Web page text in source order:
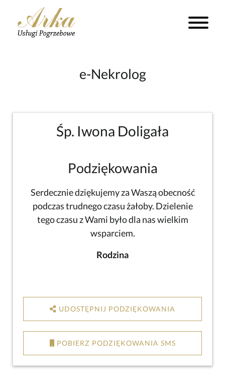
e-Nekrolog
Śp. Iwona Doligała
Podziękowania
Serdecznie dziękujemy za Waszą obecność
podczas trudnego czasu żałoby. Dzielenie
tego czasu z Wami było dla nas wielkim
wsparciem.
Rodzina
UDOSTĘPNIJ PODZIĘKOWANIA
POBIERZ PODZIĘKOWANIA SMS